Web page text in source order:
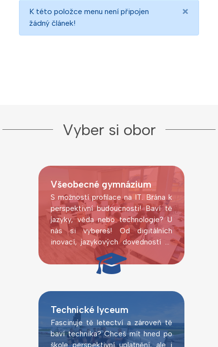
×
K této položce menu není připojen
žádný článek!
Vyber si obor
Všeobecné gymnázium
S možností profilace na IT. Brána k
perspektivní budoucnosti! Baví tě
jazyky, věda nebo technologie? U
nás si vybereš! Od digitálních
inovací, jazykových dovedností až
po laboratorní pokusy.
Technické lyceum
Fascinuje tě letectví a zároveň tě
baví technika? Chceš mít hned po
škole perspektivní uplatnění, ale i